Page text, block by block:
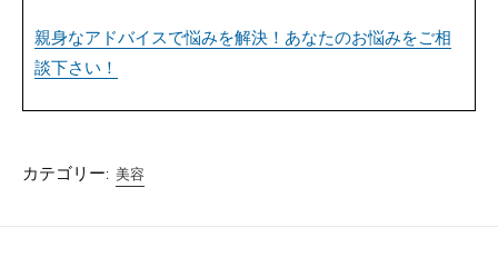
親身なアドバイスで悩みを解決！あなたのお悩みをご相
談下さい！
カテゴリー: 美容